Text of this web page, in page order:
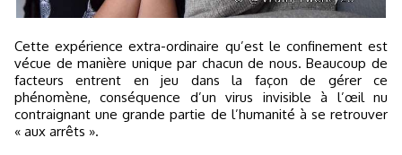
Cette expérience extra-ordinaire qu’est le confinement est
vécue de manière unique par chacun de nous. Beaucoup de
facteurs entrent en jeu dans la façon de gérer ce
phénomène, conséquence d’un virus invisible à l’œil nu
contraignant une grande partie de l’humanité à se retrouver
« aux arrêts ».